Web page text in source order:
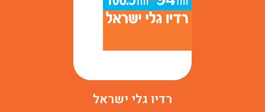
רדיו גלי ישראל